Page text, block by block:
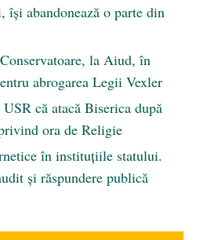
își abandonează o parte din
la Aiud, în
abrogarea Legii Vexler
că atacă Biserica după
ora de Religie
în instituțiile statului.
și răspundere publică